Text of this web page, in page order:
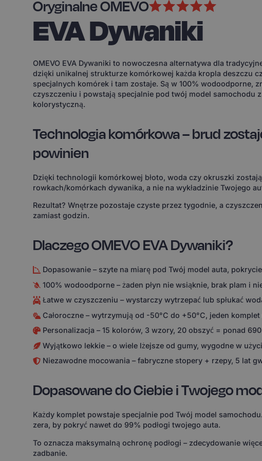
Oryginalne OMEVO
EVA Dywaniki
OMEVO EVA Dywaniki to nowoczesna alternatywa dla
dzięki unikalnej strukturze komórkowej każda kropla deszczu
specjalnych komórek i tam zostaje. Są w 100% wodoodporne,
czyszczeniu i powstają specjalnie pod twój model samochodu z
kolorystyczną.
Technologia komórkowa – brud
powinien
Dzięki technologii komórkowej błoto, woda czy okruszki
rowkach/komórkach dywanika, a nie na wykładzinie Twojego
Rezultat? Wnętrze pozostaje czyste przez tygodnie, a
zamiast godzin.
Dlaczego OMEVO EVA Dywaniki?
Dopasowanie – szyte na miarę pod Twój model auta,
100% wodoodporne – żaden płyn nie wsiąknie, brak plam i
Łatwe w czyszczeniu – wystarczy wytrzepać lub spłukać
Całoroczne – wytrzymują od -50°C do +50°C, jeden
Personalizacja – 15 kolorów, 3 wzory, 20 obszyć = ponad
Wyjątkowo lekkie – o wiele lżejsze od gumy, wygodne w
Niezawodne mocowania – fabryczne stopery + rzepy, 5 lat
Dopasowane do Ciebie i Twojego
Każdy komplet powstaje specjalnie pod Twój model
zera, by pokryć nawet do 99% podłogi twojego auta.
To oznacza maksymalną ochronę podłogi – zdecydowanie
zadbanie.